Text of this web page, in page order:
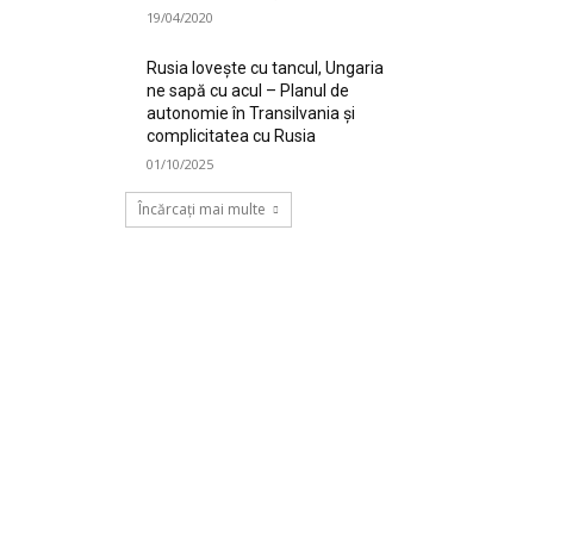
19/04/2020
Rusia lovește cu tancul, Ungaria
ne sapă cu acul – Planul de
autonomie în Transilvania și
complicitatea cu Rusia
01/10/2025
Încărcați mai multe